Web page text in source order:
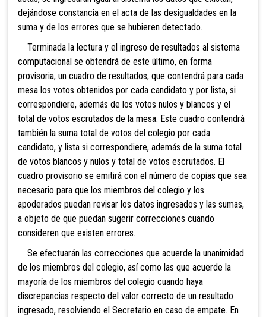
dejándose constancia en el acta de las desigualdades en la
suma y de los errores que se hubieren detectado.
Terminada la lectura y el ingreso de resultados al sistema
computacional se obtendrá de este último, en forma
provisoria, un cuadro de resultados, que contendrá para cada
mesa los votos obtenidos por cada candidato y por lista, si
correspondiere, además de los votos nulos y blancos y el
total de votos escrutados de la mesa. Este cuadro contendrá
también la suma total de votos del colegio por cada
candidato, y lista si correspondiere, además de la suma total
de votos blancos y nulos y total de votos escrutados. El
cuadro provisorio se emitirá con el número de copias que sea
necesario para que los miembros del colegio y los
apoderados puedan revisar los datos ingresados y las sumas,
a objeto de que puedan sugerir correcciones cuando
consideren que existen errores.
Se efectuarán las correcciones que acuerde la unanimidad
de los miembros del colegio, así como las que acuerde la
mayoría de los miembros del colegio cuando haya
discrepancias respecto del valor correcto de un resultado
ingresado, resolviendo el Secretario en caso de empate. En